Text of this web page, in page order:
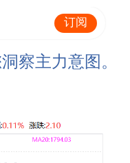
订阅
察主力意图。